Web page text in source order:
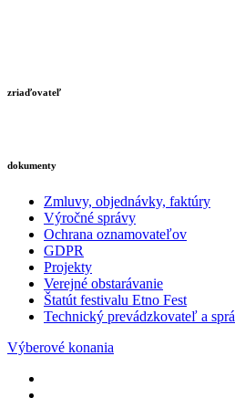
zriaďovateľ
dokumenty
Zmluvy, objednávky, faktúry
Výročné správy
Ochrana oznamovateľov
GDPR
Projekty
Verejné obstarávanie
Štatút festivalu Etno Fest
Technický prevádzkovateľ a
Výberové konania